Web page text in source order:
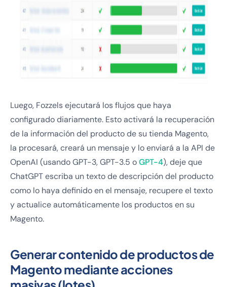
Luego, Fozzels ejecutará los flujos que haya
configurado diariamente. Esto activará la recuperación
de la información del producto de su tienda Magento,
la procesará, creará un mensaje y lo enviará a la API de
OpenAI (usando GPT-3, GPT-3.5 oGPT-4), deje que
ChatGPT escriba un texto de descripción del producto
como lo haya definido en el mensaje, recupere el texto
y actualice automáticamente los productos en su
Magento.
Generar contenido de productos de
Magento mediante acciones